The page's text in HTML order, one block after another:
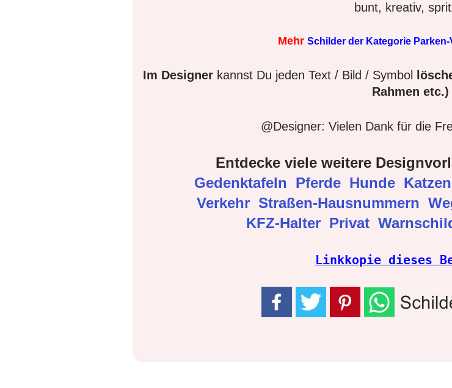
bunt, kreativ,
Mehr Schilder der Kategorie Parken-
Im Designerkannst Du jeden Text / Bild / Symbol
Rahmen etc.)
@Designer: Vielen Dank für die
Entdecke viele weitere
Gedenktafeln
Pferde Hunde Katzen
Verkehr Straßen-Hausnummern
KFZ-Halter Privat
Linkkopie dieses